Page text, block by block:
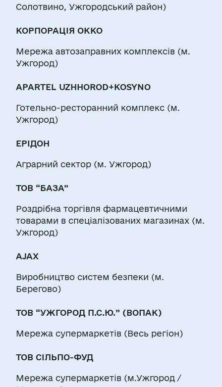
Солотвино, Ужгородський район)
КОРПОРАЦІЯ ОККО
Мережа автозаправних комплексів (м.
Ужгород)
APARTEL UZHHOROD+KOSYNO
Готельно-ресторанний комплекс (м.
Ужгород)
ЕРІДОН
Аграрний сектор (м. Ужгород)
ТОВ “БАЗА”
Роздрібна торгівля фармацевтичними
товарами в спеціалізованих магазинах (м.
Ужгород)
АJAX
Виробництво систем безпеки (м.
Берегово)
ТОВ “УЖГОРОД П.С.Ю.” (ВОПАК)
Мережа супермаркетів (Весь регіон)
ТОВ СІЛЬПО-ФУД
Мережа супермаркетів (м.Ужгород /